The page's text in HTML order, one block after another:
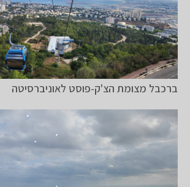
ברכבל מצומת הצ'ק-פוסט לאוניברסיטה